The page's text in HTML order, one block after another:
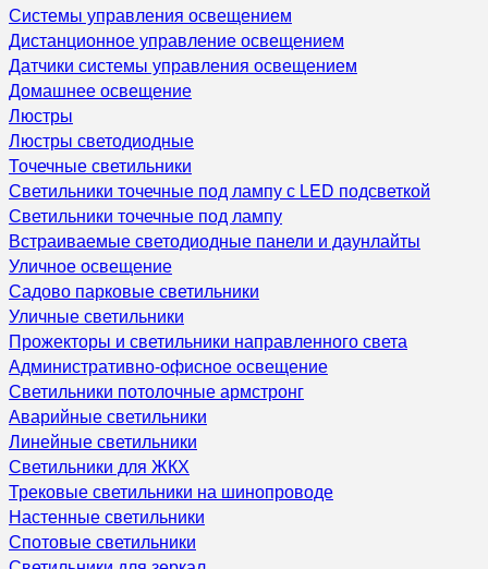
Системы управления освещением
Дистанционное управление освещением
Датчики системы управления освещением
Домашнее освещение
Люстры
Люстры светодиодные
Точечные светильники
Светильники точечные под лампу с LED подсветкой
Светильники точечные под лампу
Встраиваемые светодиодные панели и даунлайты
Уличное освещение
Садово парковые светильники
Уличные светильники
Прожекторы и светильники направленного света
Административно-офисное освещение
Светильники потолочные армстронг
Аварийные светильники
Линейные светильники
Светильники для ЖКХ
Трековые светильники на шинопроводе
Настенные светильники
Спотовые светильники